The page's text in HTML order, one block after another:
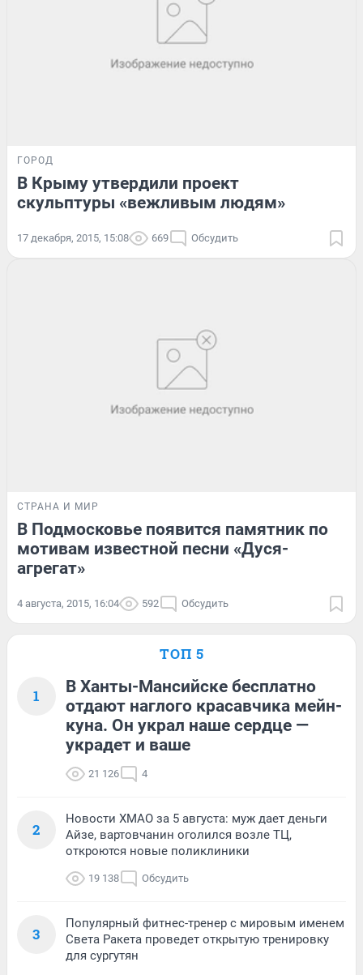
ГОРОД
В Крыму утвердили проект
скульптуры «вежливым людям»
17 декабря, 2015, 15:08 669 Обсудить
СТРАНА И МИР
В Подмосковье появится памятник по
мотивам известной песни «Дуся-
агрегат»
4 августа, 2015, 16:04 592 Обсудить
ТОП 5
1
В Ханты-Мансийске бесплатно
отдают наглого красавчика мейн-
куна. Он украл наше сердце —
украдет и ваше
21 126 4
2
Новости ХМАО за 5 августа: муж дает деньги
Айзе, вартовчанин оголился возле ТЦ,
откроются новые поликлиники
19 138 Обсудить
3
Популярный фитнес-тренер с мировым именем
Света Ракета проведет открытую тренировку
для сургутян